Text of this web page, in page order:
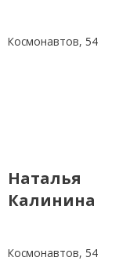
Космонавтов, 54
Наталья
Калинина
Космонавтов, 54